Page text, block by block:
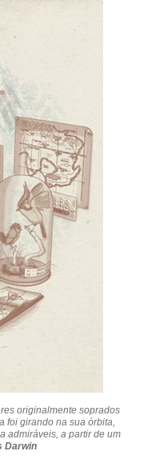
originalmente soprados
foi girando na sua órbita,
admiráveis, a partir de um
Darwin